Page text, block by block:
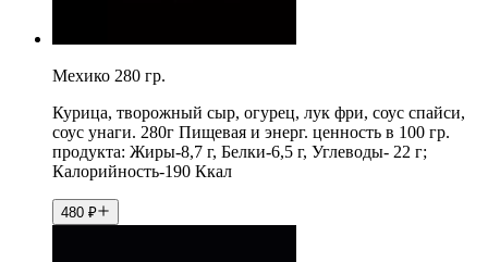
Мехико 280 гр.
Курица, творожный сыр, огурец, лук фри, соус спайси,
соус унаги. 280г Пищевая и энерг. ценность в 100 гр.
продукта: Жиры-8,7 г, Белки-6,5 г, Углеводы- 22 г;
Калорийность-190 Ккал
480 ₽